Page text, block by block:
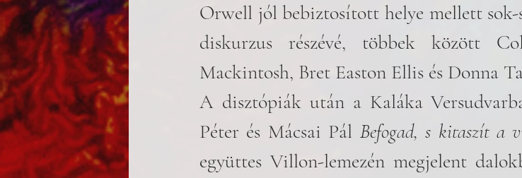
Orwell jól bebiztosított helye mellett sok-
diskurzus részévé, többek között
Mackintosh, Bret Easton Ellis és Donna
A disztópiák után a Kaláka
Péter és Mácsai Pál Befogad, s kitaszít a
együttes Villon-lemezén megjelent